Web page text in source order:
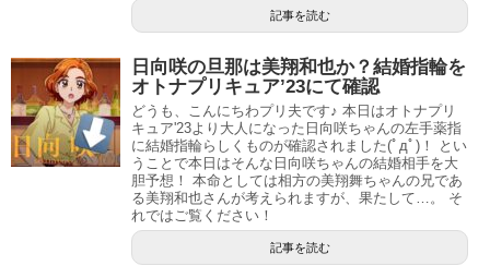
関連記事 キュアフローラ（春野はるか）の誕生日は4月10日！マーメイド、トゥインクルにも誕生日設定あり！！
関連記事 キュアショコラ（剣城あきら）のかわいい画像動画まとめ
北条響はキュアメロディに変身！
記事を読む
日向咲の旦那は美翔和也か？結婚指輪を
オトナプリキュア’23にて確認
どうも、こんにちわプリ夫です♪ 本日はオトナプリ
キュア'23より大人になった日向咲ちゃんの左手薬指
に結婚指輪らしくものが確認されました(ﾟдﾟ)！ とい
うことで本日はそんな日向咲ちゃんの結婚相手を大
胆予想！ 本命としては相方の美翔舞ちゃんの兄であ
る美翔和也さんが考えられますが、果たして…。 そ
れではご覧ください！
記事を読む